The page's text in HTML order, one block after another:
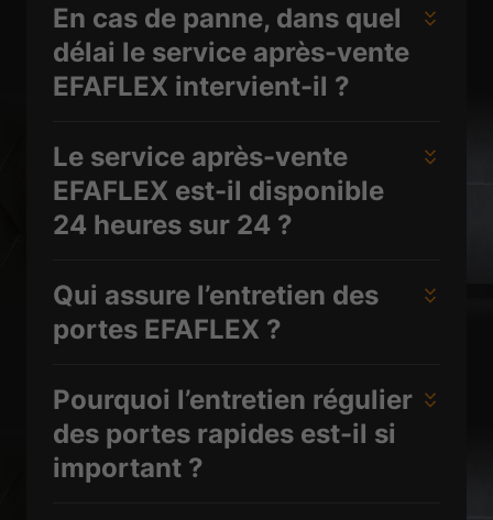
En cas de panne, dans quel
délai le service après-vente
EFAFLEX intervient-il ?
Le service après-vente
EFAFLEX est-il disponible
24 heures sur 24 ?
Qui assure l’entretien des
portes EFAFLEX ?
Pourquoi l’entretien régulier
des portes rapides est-il si
important ?